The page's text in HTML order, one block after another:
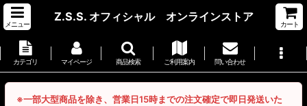
メニュー
Z.S.S. オフィシャル オンラインストア
カート
カテゴリ マイページ 商品検索 ご利用案内 問い合わせ
※一部大型商品を除き、営業日15時までの注文確定で即日発送いた